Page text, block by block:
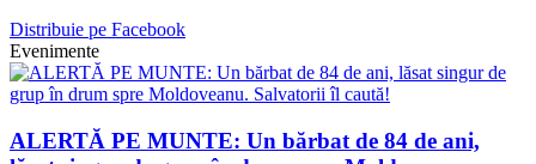
Distribuie pe Facebook
Evenimente
ALERTĂ PE MUNTE: Un bărbat de 84 de ani,